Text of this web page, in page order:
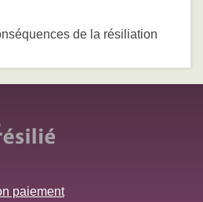
de la résiliation
paiement